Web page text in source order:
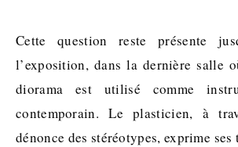
Cette question reste présente
l’exposition, dans la dernière salle
diorama est utilisé comme
contemporain. Le plasticien, à
dénonce des stéréotypes, exprime